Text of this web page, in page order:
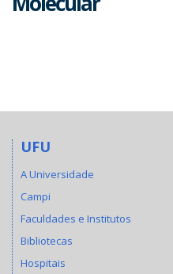
UFU
A Universidade
Campi
Faculdades e Institutos
Bibliotecas
Hospitais